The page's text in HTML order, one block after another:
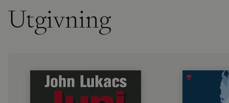
Utgivning